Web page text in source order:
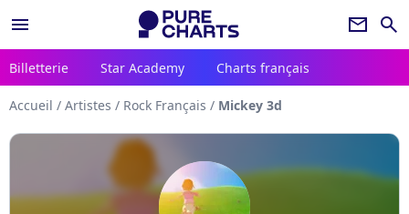
menu newsletter search
Billetterie Star Academy Charts français
Accueil / Artistes / Rock Français / Mickey 3d